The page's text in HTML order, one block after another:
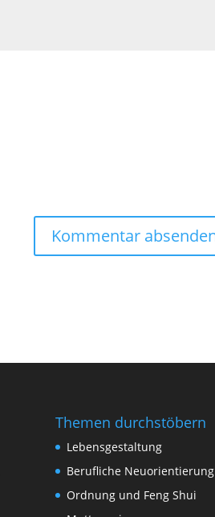
Themen durchstöbern
Lebensgestaltung
Berufliche Neuorientierung
Ordnung und Feng Shui